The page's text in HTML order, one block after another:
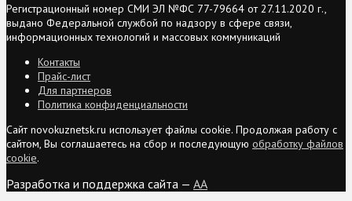
Регистрационный номер СМИ ЭЛ №ФС 77-79664 от 27.11.2020 г.,
выдано Федеральной службой по надзору в сфере связи,
информационных технологий и массовых коммуникаций
Контакты
Прайс-лист
Для партнеров
Политика конфиденциальности
Сайт novokuznetsk.ru использует файлы cookie. Продолжая работу с
сайтом, Вы соглашаетесь на сбор и последующую обработку файлов
cookie.
Разработка и поддержка сайта — AA